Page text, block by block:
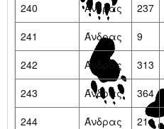
240
Άνδρας 237
241
Άνδρας 9
242
Άνδρας 313
243
Άνδρας 364
244
Άνδρας 214